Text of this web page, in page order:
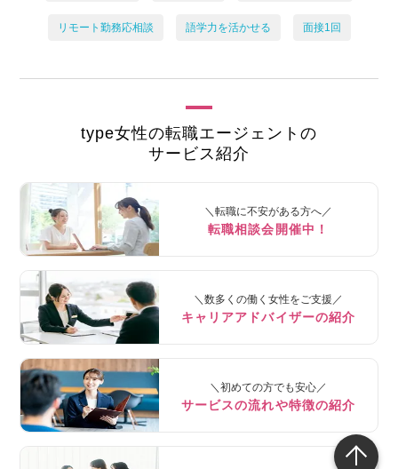
リモート勤務応相談 語学力を活かせる 面接1回
type女性の転職エージェントの
サービス紹介
＼転職に不安がある方へ／
転職相談会開催中！
＼数多くの働く女性をご支援／
キャリアアドバイザーの紹介
＼初めての方でも安心／
サービスの流れや特徴の紹介